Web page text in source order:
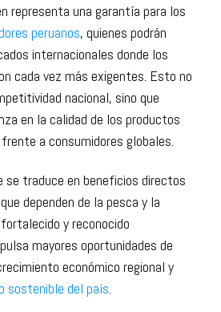
representa una garantía para los
peruanos, quienes podrán
internacionales donde los
cada vez más exigentes. Esto no
nacional, sino que
en la calidad de los productos
a consumidores globales.
se traduce en beneficios directos
dependen de la pesca y la
y reconocido
mayores oportunidades de
económico regional y
sostenible del país.